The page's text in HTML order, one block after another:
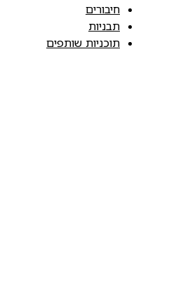
חיבורים
תבניות
תוכניות שותפים